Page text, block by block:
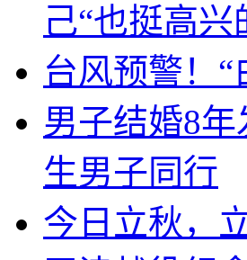
己“也挺高兴
台风预警！
男子结婚8
生男子同行
今日立秋，